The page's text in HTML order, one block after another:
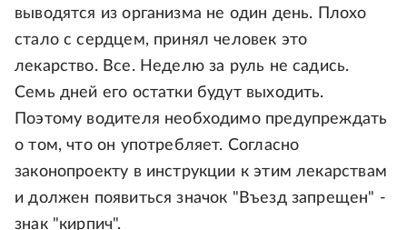
выводятся из организма не один день. Плохо
стало с сердцем, принял человек это
лекарство. Все. Неделю за руль не садись.
Семь дней его остатки будут выходить.
Поэтому водителя необходимо предупреждать
о том, что он употребляет. Согласно
законопроекту в инструкции к этим лекарствам
и должен появиться значок "Въезд запрещен" -
знак "кирпич".